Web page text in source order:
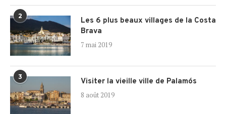
2
Les 6 plus beaux villages de la Costa
Brava
7 mai 2019
3 Visiter la vieille ville de Palamós
8 août 2019